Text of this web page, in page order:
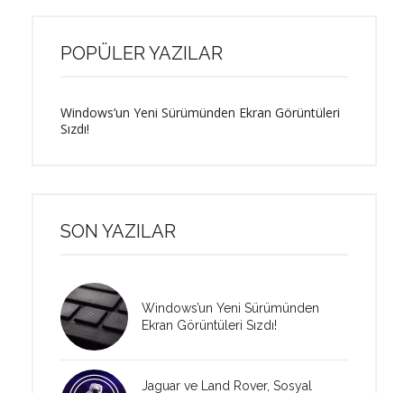
POPÜLER YAZILAR
Windows’un Yeni Sürümünden Ekran Görüntüleri
Sızdı!
SON YAZILAR
Windows’un Yeni Sürümünden
Ekran Görüntüleri Sızdı!
Jaguar ve Land Rover, Sosyal